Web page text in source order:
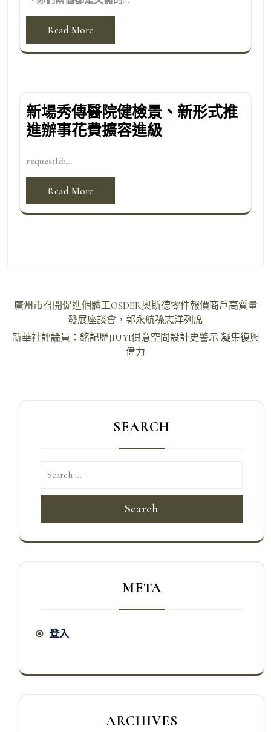
Read More
新場秀傳醫院健檢景、新形式推
進辦事花費擴容進級
requestId:...
Read More
文
導
廣州市召開促進個體工OSDER奧斯德零件報價商戶高質量
發展座談會，郭永航孫志洋列席
新華社評論員：銘記歷JIUYI俱意空間設計史警示 凝集復興
偉力
SEARCH
Search
META
登入
ARCHIVES